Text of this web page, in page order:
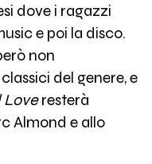
dove i ragazzi
e poi la disco.
non
del genere, e
Loveresterà
Almond e allo